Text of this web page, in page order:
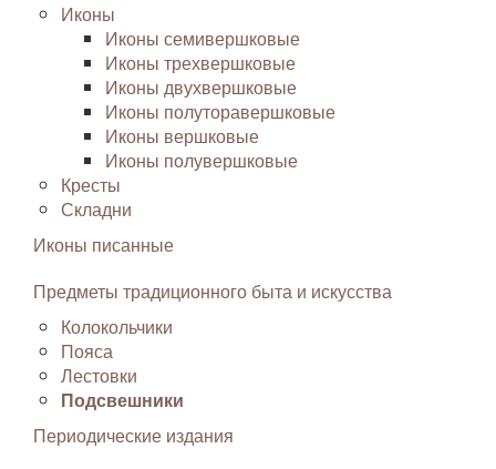
Иконы
Иконы семивершковые
Иконы трехвершковые
Иконы двухвершковые
Иконы полуторавершковые
Иконы вершковые
Иконы полувершковые
Кресты
Складни
Иконы писанные
Предметы традиционного быта и искусства
Колокольчики
Пояса
Лестовки
Подсвешники
Периодические издания